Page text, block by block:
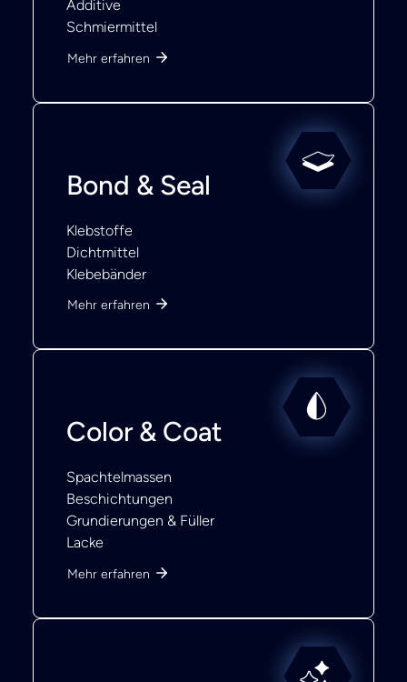
Additive
Schmiermittel
Mehr erfahren
Bond & Seal
Klebstoffe
Dichtmittel
Klebebänder
Mehr erfahren
Color & Coat
Spachtelmassen
Beschichtungen
Grundierungen & Füller
Lacke
Mehr erfahren